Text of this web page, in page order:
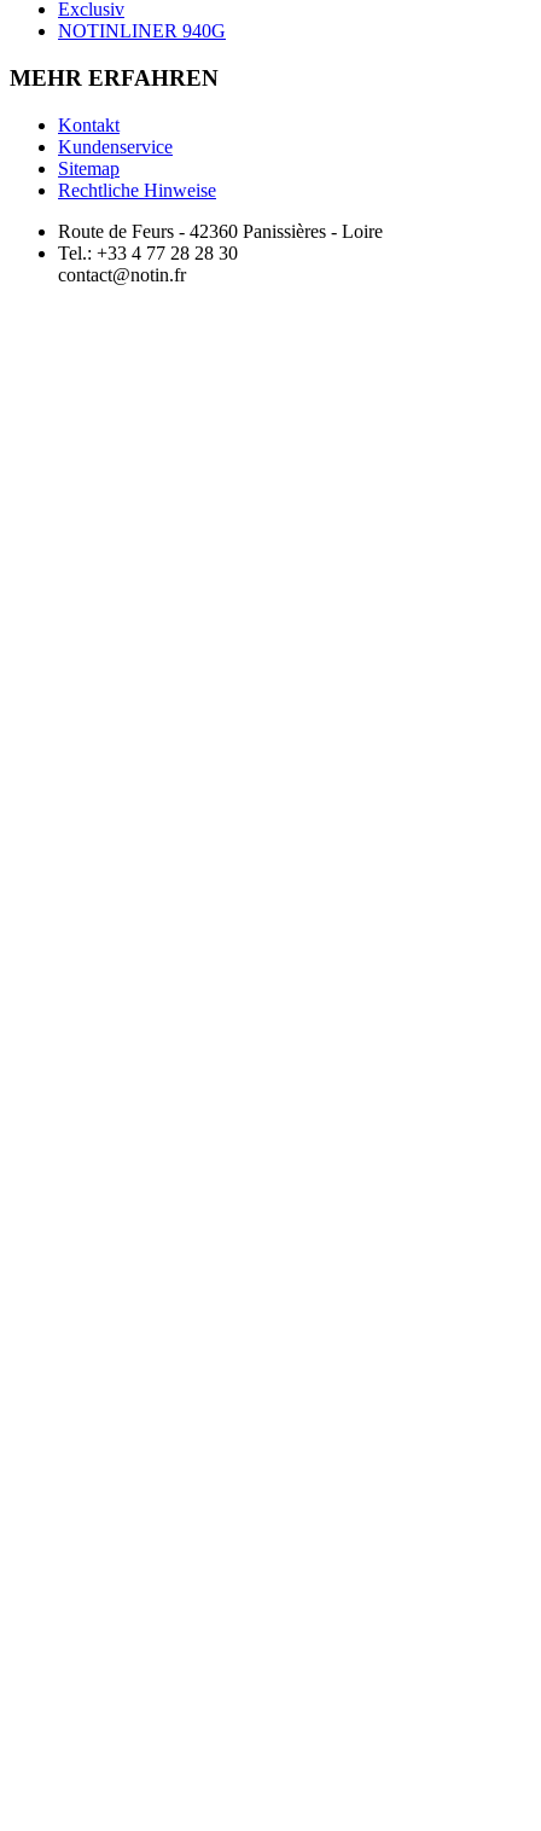
Exclusiv
NOTINLINER 940G
MEHR ERFAHREN
Kontakt
Kundenservice
Sitemap
Rechtliche Hinweise
Route de Feurs - 42360 Panissières - Loire
Tel.: +33 4 77 28 28 30
contact@notin.fr